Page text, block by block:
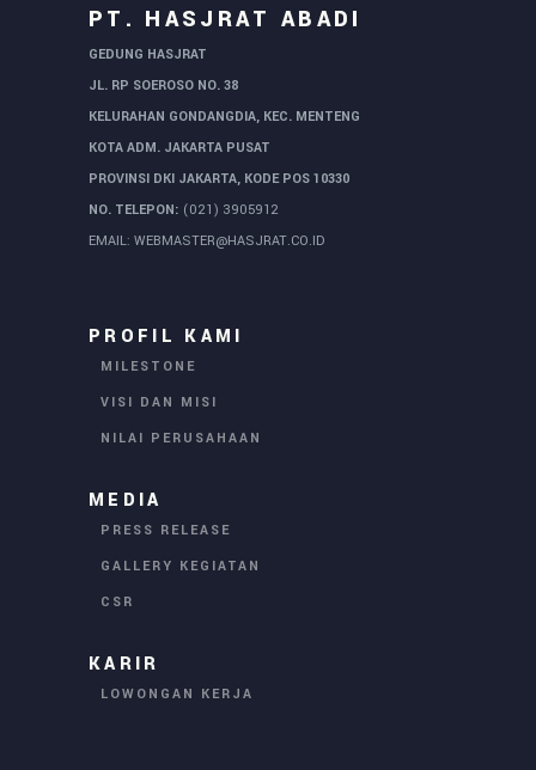
PT. HASJRAT ABADI
GEDUNG HASJRAT
JL. RP SOEROSO NO. 38
KELURAHAN GONDANGDIA, KEC. MENTENG
KOTA ADM. JAKARTA PUSAT
PROVINSI DKI JAKARTA, KODE POS 10330
NO. TELEPON: (021) 3905912
EMAIL: WEBMASTER@HASJRAT.CO.ID
PROFIL KAMI
MILESTONE
VISI DAN MISI
NILAI PERUSAHAAN
MEDIA
PRESS RELEASE
GALLERY KEGIATAN
CSR
KARIR
LOWONGAN KERJA